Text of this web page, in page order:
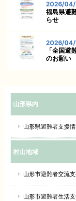
2026/04/
福島県避
らせ
2026/04/
「全国避
のお願い
山形県内
山形県避難者支援
村山地域
山形市避難者交流
山形市避難者生活